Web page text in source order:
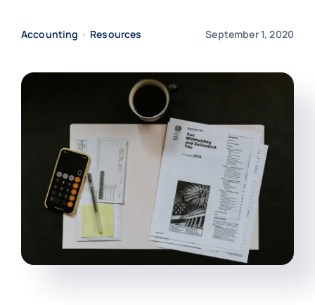
Accounting • Resources September 1, 2020